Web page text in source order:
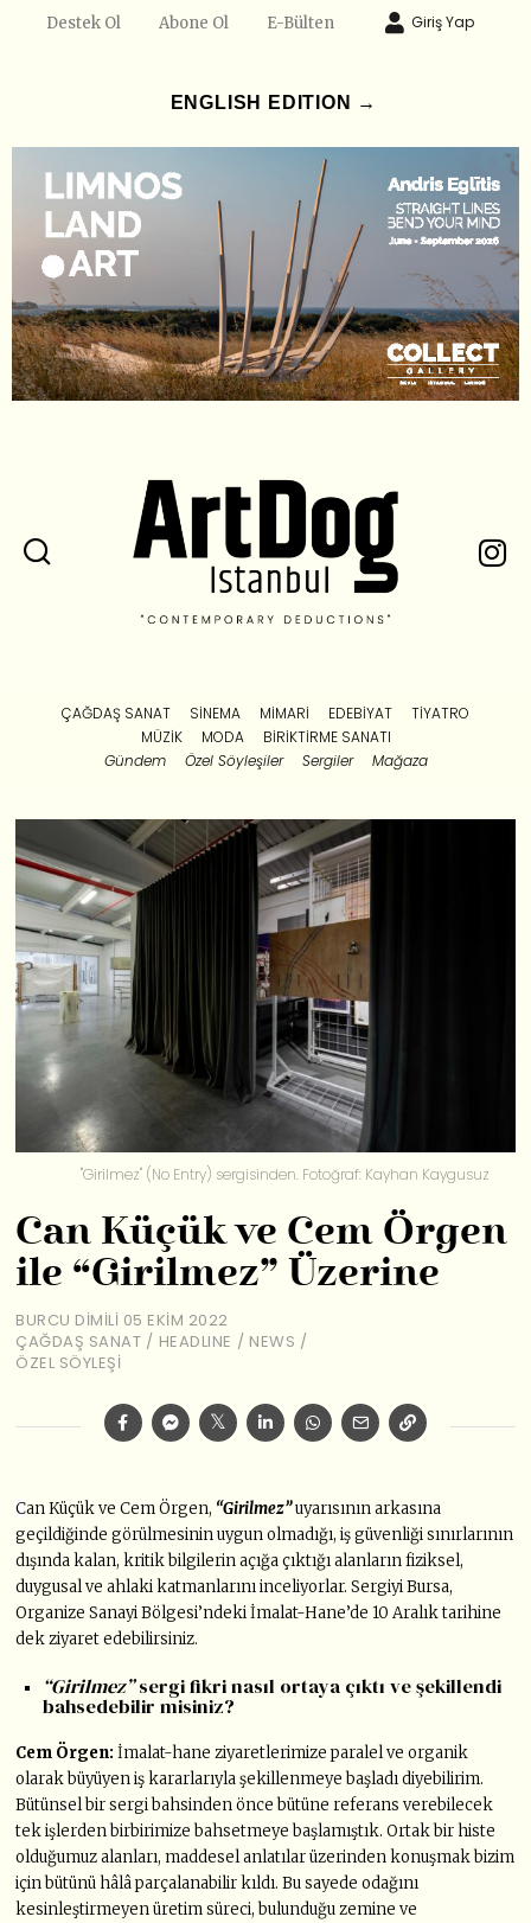
Destek Ol Abone Ol E-Bülten Giriş Yap
ENGLISH EDITION →
ÇAĞDAŞ SANAT SINEMA MIMARI EDEBIYAT
TIYATRO
MÜZIK
MODA
BIRIKTIRME SANATI
Gündem
Özel Söyleşiler Sergiler Mağaza
"Girilmez" (No Entry) sergisinden. Fotoğraf: Kayhan Kaygusuz
Can Küçük ve Cem Örgen
ile “Girilmez” Üzerine
BURCU DIMILI 05 EKIM 2022
ÇAĞDAŞ SANAT / HEADLINE / NEWS /
ÖZEL SÖYLEŞI
Can Küçük ve Cem Örgen, “Girilmez”uyarısının arkasına
geçildiğinde görülmesinin uygun olmadığı, iş güvenliği sınırlarının
dışında kalan, kritik bilgilerin açığa çıktığı alanların fiziksel,
duygusal ve ahlaki katmanlarını inceliyorlar. Sergiyi Bursa,
Organize Sanayi Bölgesi’ndeki İmalat-Hane’de 10 Aralık tarihine
dek ziyaret edebilirsiniz.
“Girilmez”sergi fikri nasıl ortaya çıktı ve şekillendi
bahsedebilir misiniz?
Cem Örgen: İmalat-hane ziyaretlerimize paralel ve organik
olarak büyüyen iş kararlarıyla şekillenmeye başladı diyebilirim.
Bütünsel bir sergi bahsinden önce bütüne referans verebilecek
tek işlerden birbirimize bahsetmeye başlamıştık. Ortak bir histe
olduğumuz alanları, maddesel anlatılar üzerinden konuşmak bizim
için bütünü hâlâ parçalanabilir kıldı. Bu sayede odağını
kesinleştirmeyen üretim süreci, bulunduğu zemine ve